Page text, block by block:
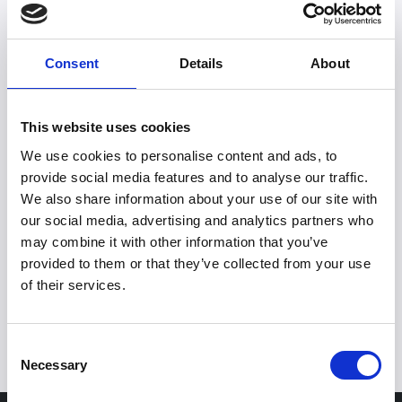
Consent Details About
This website uses cookies
We use cookies to personalise content and ads, to
provide social media features and to analyse our traffic.
We also share information about your use of our site with
our social media, advertising and analytics partners who
may combine it with other information that you’ve
provided to them or that they’ve collected from your use
of their services.
Selection
Necessary
Électrifiez votre flotte en 2026 : le guide
de la recharge, les gestionnaires de flotte doivent
structurer leur transition. Ce guide gratuit vous
accompagne étape par étape avec des méthodes
éprouvées et des réponses concrètes aux questions que
vous vous posez sur le terrain.